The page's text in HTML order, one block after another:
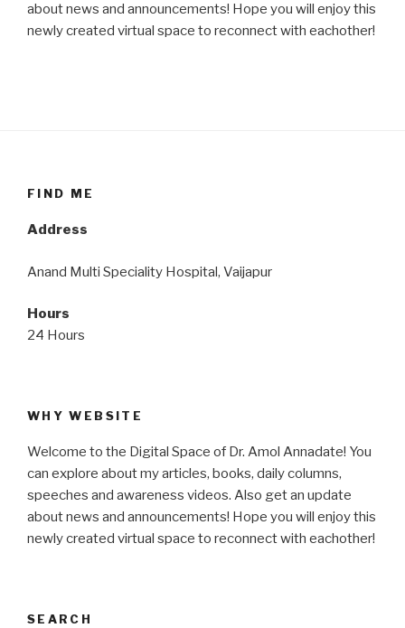
about news and announcements! Hope you will enjoy this
newly created virtual space to reconnect with eachother!
FIND ME
Address
Anand Multi Speciality Hospital, Vaijapur
Hours
24 Hours
WHY WEBSITE
Welcome to the Digital Space of Dr. Amol Annadate! You
can explore about my articles, books, daily columns,
speeches and awareness videos. Also get an update
about news and announcements! Hope you will enjoy this
newly created virtual space to reconnect with eachother!
SEARCH